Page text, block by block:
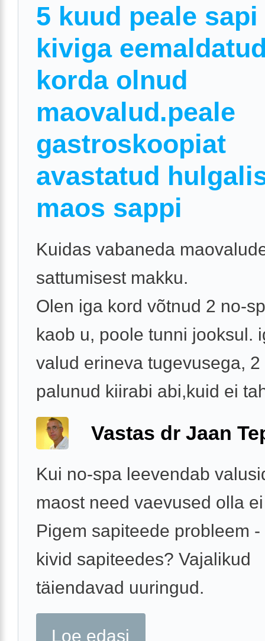
5 kuud peale
kiviga
korda olnud
maovalud.peale
gastroskoopiat
avastatud
maos sappi
Kuidas vabaneda
sattumisest makku.
Olen iga kord võtnud 2 no-
kaob u, poole tunni jooksul.
valud erineva tugevusega, 2
palunud kiirabi abi,kuid ei
Vastas dr Jaan
Kui no-spa leevendab
maost need vaevused olla
Pigem sapiteede probleem
kivid sapiteedes? Vajalikud
täiendavad uuringud.
Loe edasi